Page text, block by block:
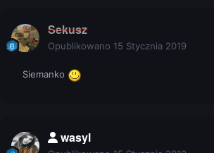
Sekusz
Opublikowano 15 Stycznia 2019
Siemanko
wasyl